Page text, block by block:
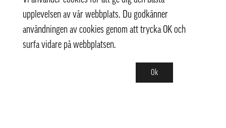
upplevelsen av vår webbplats. Du godkänner
användningen av cookies genom att trycka OK och
surfa vidare på webbplatsen.
Ok